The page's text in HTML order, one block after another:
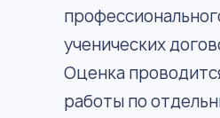
ученических
Оценка
работы по